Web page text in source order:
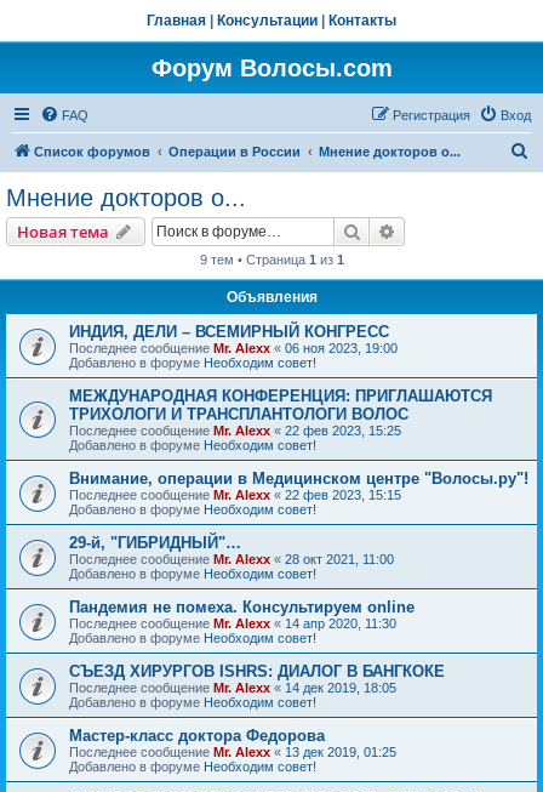
Главная Консультации Контакты
Форум Волосы.com
FAQ Вход
Регистрация
Список форумов Операции в России Мнение докторов о...
Мнение докторов о...
Новая тема Поиск
9 тем • Страница 1 из 1
Объявления
ИНДИЯ, ДЕЛИ – ВСЕМИРНЫЙ КОНГРЕСС
Последнее сообщение Mr. Alexx « 06 ноя 2023, 19:00
Добавлено в форуме Необходим совет!
МЕЖДУНАРОДНАЯ КОНФЕРЕНЦИЯ: ПРИГЛАШАЮТСЯ
ТРИХОЛОГИ И ТРАНСПЛАНТОЛОГИ ВОЛОС
Последнее сообщение Mr. Alexx « 22 фев 2023, 15:25
Добавлено в форуме Необходим совет!
Внимание, операции в Медицинском центре "Волосы.ру"!
Последнее сообщение Mr. Alexx « 22 фев 2023, 15:15
Добавлено в форуме Необходим совет!
29-й, "ГИБРИДНЫЙ"…
Последнее сообщение Mr. Alexx « 28 окт 2021, 11:00
Добавлено в форуме Необходим совет!
Пандемия не помеха. Консультируем online
Последнее сообщение Mr. Alexx « 14 апр 2020, 11:30
Добавлено в форуме Необходим совет!
СЪЕЗД ХИРУРГОВ ISHRS: ДИАЛОГ В БАНГКОКЕ
Последнее сообщение Mr. Alexx « 14 дек 2019, 18:05
Добавлено в форуме Необходим совет!
Мастер-класс доктора Федорова
Последнее сообщение Mr. Alexx « 13 дек 2019, 01:25
Добавлено в форуме Необходим совет!